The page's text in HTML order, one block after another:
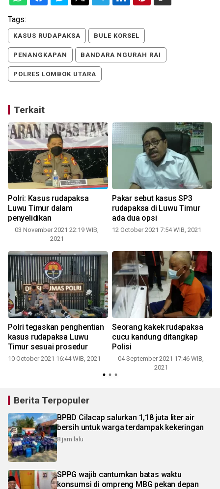
Tags:
KASUS RUDAPAKSA BULE KORSEL
PENANGKAPAN BANDARA NGURAH RAI
POLRES LOMBOK UTARA
Terkait
Polri: Kasus rudapaksa
Luwu Timur dalam
penyelidikan
03 November 2021 22:19 WIB,
2021
Pakar sebut kasus SP3
rudapaksa di Luwu Timur
ada dua opsi
12 October 2021 7:54 WIB, 2021
Polri tegaskan penghentian
kasus rudapaksa Luwu
Timur sesuai prosedur
10 October 2021 16:44 WIB, 2021
Seorang kakek rudapaksa
cucu kandung ditangkap
Polisi
04 September 2021 17:46 WIB,
2021
Berita Terpopuler
BPBD Cilacap salurkan 1,18 juta liter air
bersih untuk warga terdampak kekeringan
8 jam lalu
SPPG wajib cantumkan batas waktu
konsumsi di ompreng MBG pekan depan